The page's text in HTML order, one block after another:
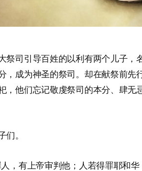
祭司引导百姓的以利有两个儿子，
，成为神圣的祭司。却在献祭前先
，他们忘记敬虔祭司的本分、肆无
们。
，有上帝审判他；人若得罪耶和